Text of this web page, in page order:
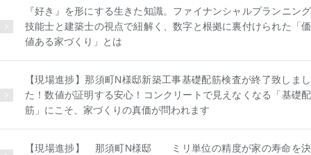
『好き』を形にする生きた知識。ファイナンシャルプランニング
技能士と建築士の視点で紐解く、数字と根拠に裏付けられた「価
値ある家づくり」とは
【現場進捗】那須町N様邸新築工事基礎配筋検査が終了致しまし
た！数値が証明する安心！コンクリートで見えなくなる「基礎配
筋」にこそ、家づくりの真価が問われます
【現場進捗】 那須町N様邸 ミリ単位の精度が家の寿命を決